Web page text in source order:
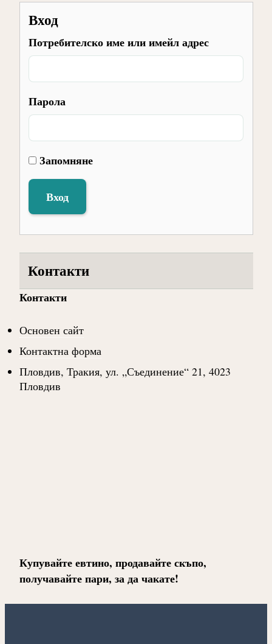
Вход
Потребителско име или имейл адрес
Парола
Запомняне
Вход
Контакти
Контакти
Основен сайт
Контактна форма
Пловдив, Тракия, ул. „Съединение“ 21, 4023
Пловдив
Купувайте евтино, продавайте скъпо,
получавайте пари, за да чакате!